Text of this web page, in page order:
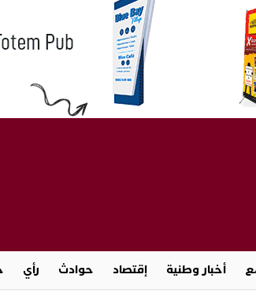
أخبار وطنية إقتصاد حوادث رأي